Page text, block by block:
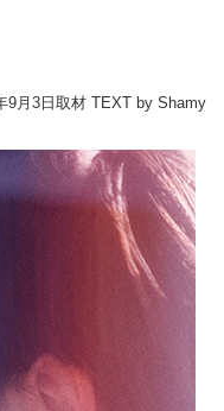
9月3日取材 TEXT by Shamy